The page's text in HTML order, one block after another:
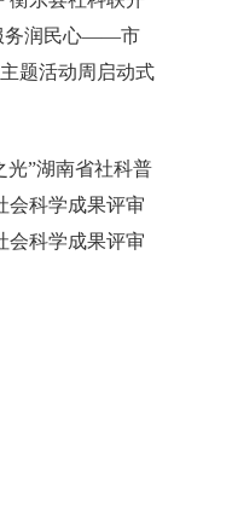
社科普及活动
务润民心——市
院开展“义诊活
题活动周启动式
光”湖南省社科普
公示
会科学成果评审
会科学成果评审